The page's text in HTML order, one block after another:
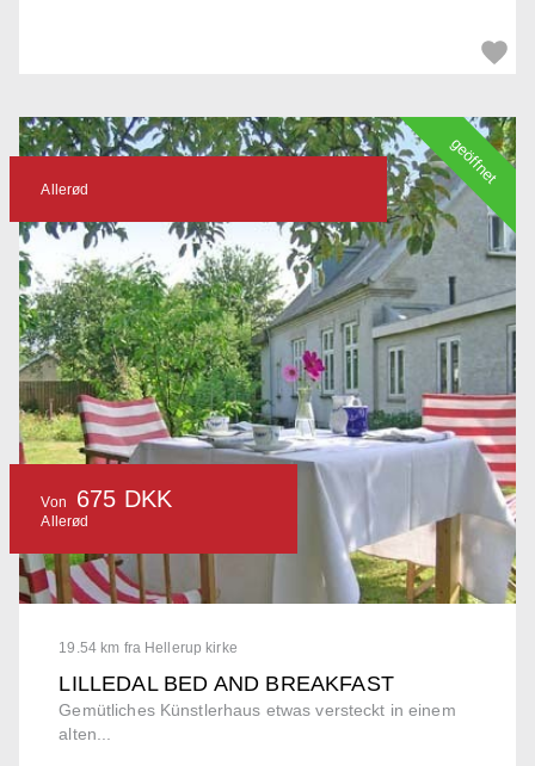
19.54 km fra Hellerup kirke
LILLEDAL BED AND BREAKFAST
Gemütliches Künstlerhaus etwas versteckt in einem
alten...
Allerød
Von 675 DKK
Allerød
geöffnet